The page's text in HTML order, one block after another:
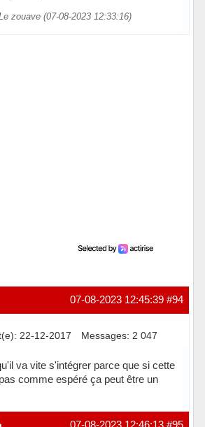
zouave (07-08-2023 12:33:16)
#94
07-08-2023 12:45:39
22-12-2017 Messages: 2 047
va vite s'intégrer parce que si cette
comme espéré ça peut être un